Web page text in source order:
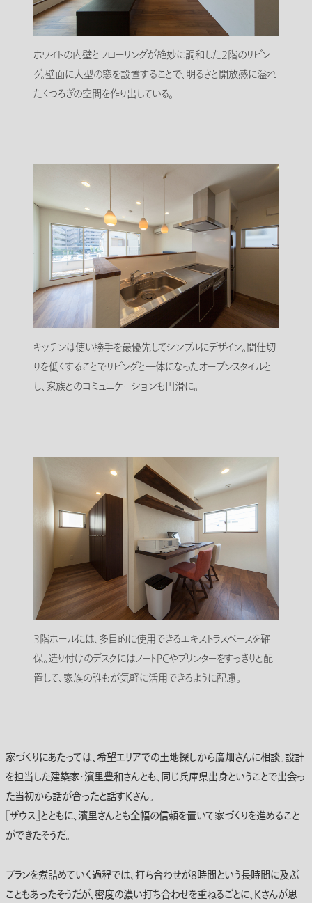
ホワイトの内壁とフローリングが絶妙に調和した2階のリビン
グ。壁面に大型の窓を設置することで、明るさと開放感に溢れ
たくつろぎの空間を作り出している。
キッチンは使い勝手を最優先してシンプルにデザイン。間仕切
りを低くすることでリビングと一体になったオープンスタイルと
し、家族とのコミュニケーションも円滑に。
3階ホールには、多目的に使用できるエキストラスペースを確
保。造り付けのデスクにはノートPCやプリンターをすっきりと配
置して、家族の誰もが気軽に活用できるように配慮。
家づくりにあたっては、希望エリアでの土地探しから廣畑さんに相談。設計
を担当した建築家・濱里豊和さんとも、同じ兵庫県出身ということで出会っ
た当初から話が合ったと話すKさん。
『ザウス』とともに、濱里さんとも全幅の信頼を置いて家づくりを進めること
ができたそうだ。
プランを煮詰めていく過程では、打ち合わせが8時間という長時間に及ぶ
こともあったそうだが、密度の濃い打ち合わせを重ねるごとに、Kさんが思